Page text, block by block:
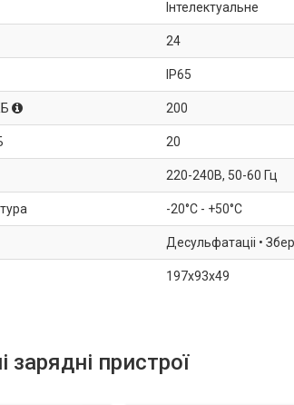
Інтелектуальне
24
IP65
200
20
220-240В, 50-60 Гц
-20°C - +50°C
Десульфатаціі •
197x93x49
зарядні пристрої